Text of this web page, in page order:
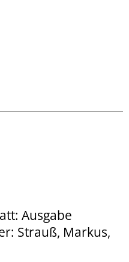
Ausgabe
Strauß, Markus,